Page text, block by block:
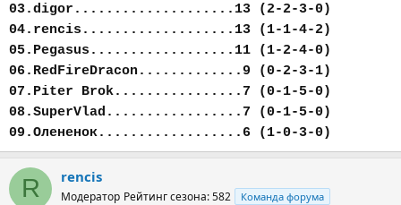
03.digor....................13 (2-2-3-0)
04.rencis...................13 (1-1-4-2)
05.Pegasus..................11 (1-2-4-0)
06.RedFireDracon.............9 (0-2-3-1)
07.Piter Brok................7 (0-1-5-0)
08.SuperVlad.................7 (0-1-5-0)
09.Олененок..................6 (1-0-3-0)
R rencis
Модератор Рейтинг сезона: 582 Команда форума